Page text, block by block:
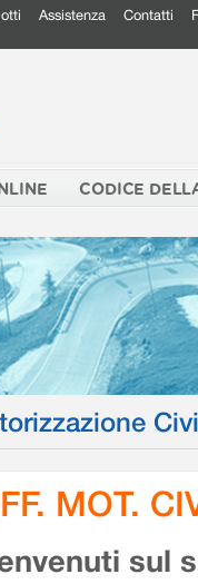
Assistenza Contatti
CODICE
MOT.
sul